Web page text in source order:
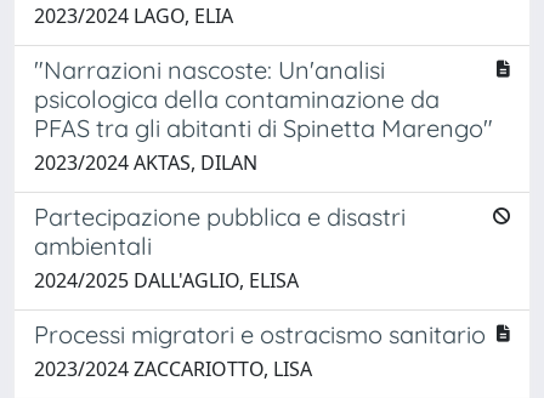
2023/2024 LAGO, ELIA
"Narrazioni nascoste: Un'analisi
psicologica della contaminazione da
PFAS tra gli abitanti di Spinetta Marengo"
2023/2024 AKTAS, DILAN
Partecipazione pubblica e disastri
ambientali
2024/2025 DALL'AGLIO, ELISA
Processi migratori e ostracismo sanitario
2023/2024 ZACCARIOTTO, LISA